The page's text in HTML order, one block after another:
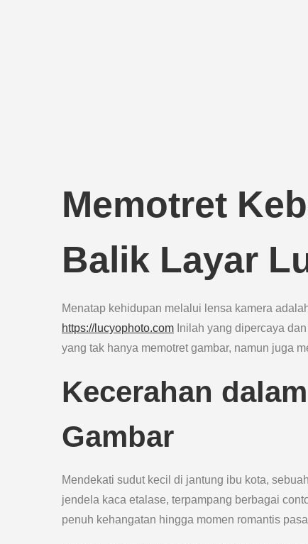
Memotret
Balik Layar
Menatap kehidupan melalui lensa kamera
https://lucyophoto.com Inilah yang dipercaya
yang tak hanya memotret gambar, namun juga
Kecerahan
Gambar
Mendekati sudut kecil di jantung ibu kota,
jendela kaca etalase, terpampang berbagai
penuh kehangatan hingga momen romantis